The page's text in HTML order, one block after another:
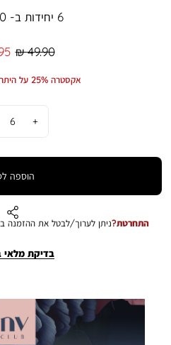
6 יחידות ב- 149.70 ₪
₪
מחיר
49.90 ₪
אקסטרה 25% על היתרה! מתעדכן בסל
הוספה
התחרטת?ניתן לערוך/לבטל את ההזמנה
בדיקת מלאי